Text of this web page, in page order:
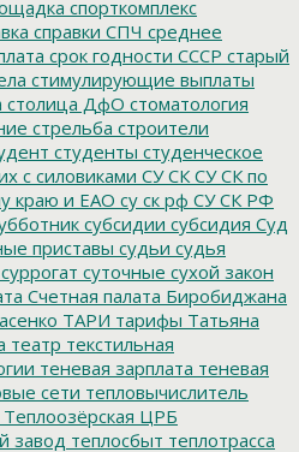
спорткомплекс
справки СПЧ среднее
срок годности СССР старый
стимулирующие выплаты
столица ДфО стоматология
стрельба строители
студенты студенческое
с силовиками СУ СК СУ СК по
краю и ЕАО су ск рф СУ СК РФ
субсидии субсидия Суд
приставы судьи судья
суррогат суточные сухой закон
Счетная палата Биробиджана
ТАРИ тарифы Татьяна
театр текстильная
теневая зарплата теневая
сети тепловычислитель
Теплоозёрская ЦРБ
завод теплосбыт теплотрасса